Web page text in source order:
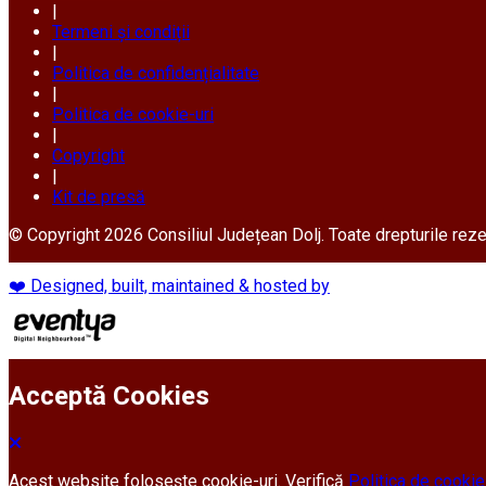
|
Termeni și condiții
|
Politica de confidențialitate
|
Politica de cookie-uri
|
Copyright
|
Kit de presă
© Copyright 2026 Consiliul Județean Dolj. Toate drepturile
❤️ Designed, built, maintained & hosted by
Acceptă Cookies
Acest website folosește cookie-uri. Verifică Politica de